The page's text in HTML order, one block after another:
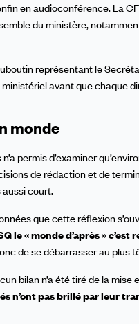
en audioconférence. La
du ministère,
représentant le
avant que chaque
monde
permis d’examiner
de rédaction et de
aussi court.
que cette réflexion
le « monde d’après »
de se débarrasser au plus
bilan n’a été tiré de la
n’ont pas brillé par leur